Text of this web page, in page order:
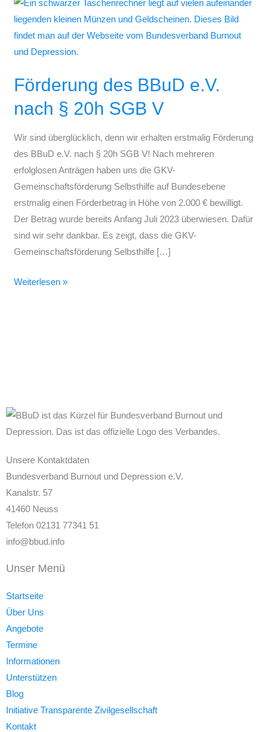
Förderung des BBuD e.V.
nach § 20h SGB V
Wir sind überglücklich, denn wir erhalten erstmalig Förderung
des BBuD e.V. nach § 20h SGB V! Nach mehreren
erfolglosen Anträgen haben uns die GKV-
Gemeinschaftsförderung Selbsthilfe auf Bundesebene
erstmalig einen Förderbetrag in Höhe von 2.000 € bewilligt.
Der Betrag wurde bereits Anfang Juli 2023 überwiesen. Dafür
sind wir sehr dankbar. Es zeigt, dass die GKV-
Gemeinschaftsförderung Selbsthilfe […]
des
BBuD
e.V.
§
SGB
V
Weiterlesen »
Unsere Kontaktdaten
Bundesverband Burnout und Depression e.V.
Kanalstr. 57
41460 Neuss
Telefon 02131 77341 51
info@bbud.info
Unser Menü
Startseite
Über Uns
Angebote
Termine
Informationen
Unterstützen
Blog
Initiative Transparente Zivilgesellschaft
Kontakt